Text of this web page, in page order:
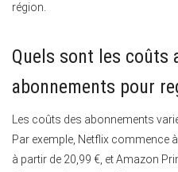
région.
Quels sont les coûts
abonnements pour
Les coûts des abonnements
Par exemple, Netflix commence
à partir de 20,99 €, et Amazon